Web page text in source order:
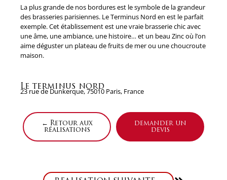
La plus grande de nos bordures est le symbole de la grandeur
des brasseries parisiennes. Le Terminus Nord en est le parfait
exemple. Cet établissement est une vraie brasserie chic avec
une âme, une ambiance, une histoire… et un beau Zinc où l’on
aime déguster un plateau de fruits de mer ou une choucroute
maison.
Le terminus nord
23 rue de Dunkerque, 75010 Paris, France
← Retour aux
réalisations
demander un
devis
Suivant